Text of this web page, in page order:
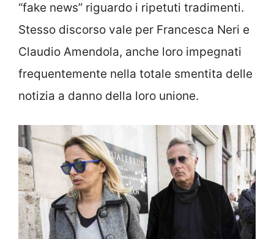
“fake news” riguardo i ripetuti tradimenti.
Stesso discorso vale per Francesca Neri e
Claudio Amendola, anche loro impegnati
frequentemente nella totale smentita delle
notizia a danno della loro unione.